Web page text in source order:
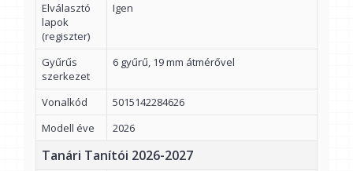
Elválasztó
lapok
(regiszter)
Igen
Gyűrűs
szerkezet
6 gyűrű, 19 mm átmérővel
Vonalkód
5015142284626
Modell éve
2026
Tanári Tanítói 2026-2027